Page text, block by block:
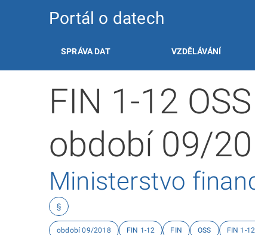
Portál o datech
SPRÁVA DAT VZDĚLÁVÁNÍ
FIN 1-12
období 09/
Ministerstvo
§
období 09/2018 FIN 1-12 FIN OSS FIN 1-